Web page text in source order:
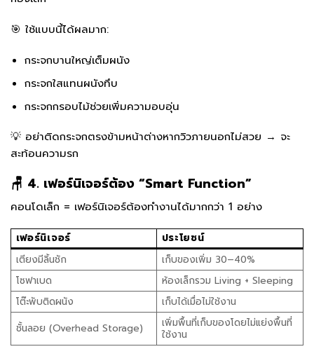
🎯 ใช้แบบนี้ได้ผลมาก:
กระจกบานใหญ่เต็มผนัง
กระจกใสแทนผนังทึบ
กระจกกรอบไม้ช่วยเพิ่มความอบอุ่น
💡 อย่าติดกระจกตรงข้ามหน้าต่างหากวิวภายนอกไม่สวย → จะ
สะท้อนความรก
🪑 4. เฟอร์นิเจอร์ต้อง “Smart Function”
คอนโดเล็ก = เฟอร์นิเจอร์ต้องทำงานได้มากกว่า 1 อย่าง
เฟอร์นิเจอร์
ประโยชน์
เตียงมีลิ้นชัก
เก็บของเพิ่ม 30–40%
โซฟาเบด
ห้องเล็กรวม Living + Sleeping
โต๊ะพับติดผนัง
เก็บได้เมื่อไม่ใช้งาน
ชั้นลอย (Overhead Storage)
เพิ่มพื้นที่เก็บของโดยไม่แย่งพื้นที่
ใช้งาน